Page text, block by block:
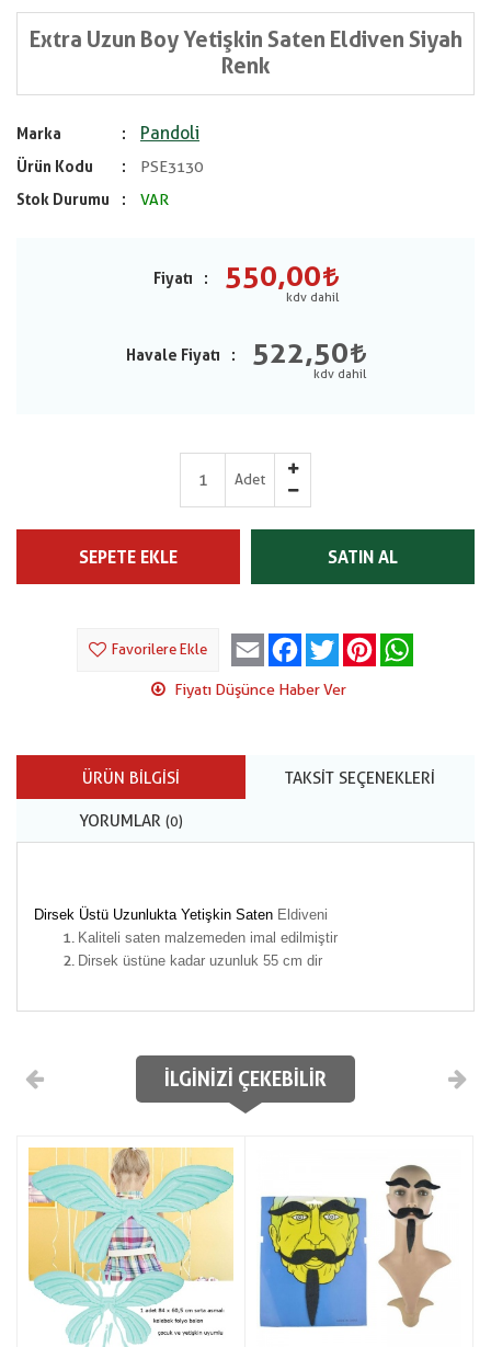
Extra Uzun Boy Yetişkin Saten Eldiven Siyah
Renk
Marka Pandoli
Ürün Kodu
PSE3130
Stok Durumu
VAR
Fiyatı 550,00
Havale Fiyatı 522,50
Adet
SEPETE EKLE SATIN AL
Favorilere Ekle Email Facebook
Twitter Pinterest
Fiyatı Düşünce Haber Ver
ÜRÜN BILGISI TAKSIT SEÇENEKLERI
YORUMLAR (0)
Dirsek Üstü Uzunlukta Yetişkin Saten Eldiveni
Kaliteli saten malzemeden imal edilmiştir
Dirsek üstüne kadar uzunluk 55 cm dir
İLGINIZI ÇEKEBILIR